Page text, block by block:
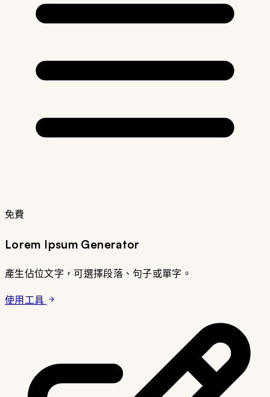
免費
Lorem Ipsum Generator
產生佔位文字，可選擇段落、句子或單字。
使用工具